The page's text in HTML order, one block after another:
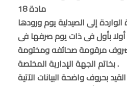
مادة 18
إلى الصيدلية يوم ورودها
بأول فى ذات يوم صرفها فى
مرقومة صحائفه ومختومة
بخاتم الجهة الإدارية المختصة .